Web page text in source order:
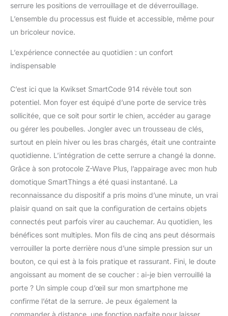
serrure les positions de verrouillage et de déverrouillage.
L’ensemble du processus est fluide et accessible, même pour
un bricoleur novice.
L’expérience connectée au quotidien : un confort
indispensable
C’est ici que la Kwikset SmartCode 914 révèle tout son
potentiel. Mon foyer est équipé d’une porte de service très
sollicitée, que ce soit pour sortir le chien, accéder au garage
ou gérer les poubelles. Jongler avec un trousseau de clés,
surtout en plein hiver ou les bras chargés, était une contrainte
quotidienne. L’intégration de cette serrure a changé la donne.
Grâce à son protocole Z-Wave Plus, l’appairage avec mon hub
domotique SmartThings a été quasi instantané. La
reconnaissance du dispositif a pris moins d’une minute, un vrai
plaisir quand on sait que la configuration de certains objets
connectés peut parfois virer au cauchemar. Au quotidien, les
bénéfices sont multiples. Mon fils de cinq ans peut désormais
verrouiller la porte derrière nous d’une simple pression sur un
bouton, ce qui est à la fois pratique et rassurant. Fini, le doute
angoissant au moment de se coucher : ai-je bien verrouillé la
porte ? Un simple coup d’œil sur mon smartphone me
confirme l’état de la serrure. Je peux également la
commander à distance, une fonction parfaite pour laisser